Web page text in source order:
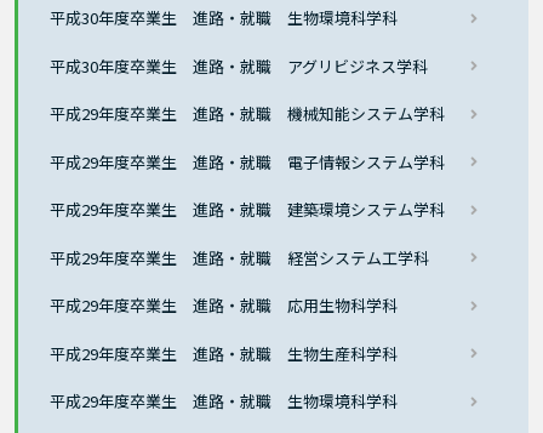
平成30年度卒業生 進路・就職 生物環境科学科
平成30年度卒業生 進路・就職 アグリビジネス学科
平成29年度卒業生 進路・就職 機械知能システム学科
平成29年度卒業生 進路・就職 電子情報システム学科
平成29年度卒業生 進路・就職 建築環境システム学科
平成29年度卒業生 進路・就職 経営システム工学科
平成29年度卒業生 進路・就職 応用生物科学科
平成29年度卒業生 進路・就職 生物生産科学科
平成29年度卒業生 進路・就職 生物環境科学科